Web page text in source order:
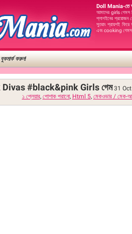
Doll Mania-তে
আমাদের girls গেমস
প্লাগইনের প্রয়োজন
সুতরাং প্রায়শই
এবং cooking গেমস
করুন!
#black&pink Girls গেম 31 Oct
১ প্লেয়ার, পোশাক পরানো, Html 5, মেকওভার / মেক-